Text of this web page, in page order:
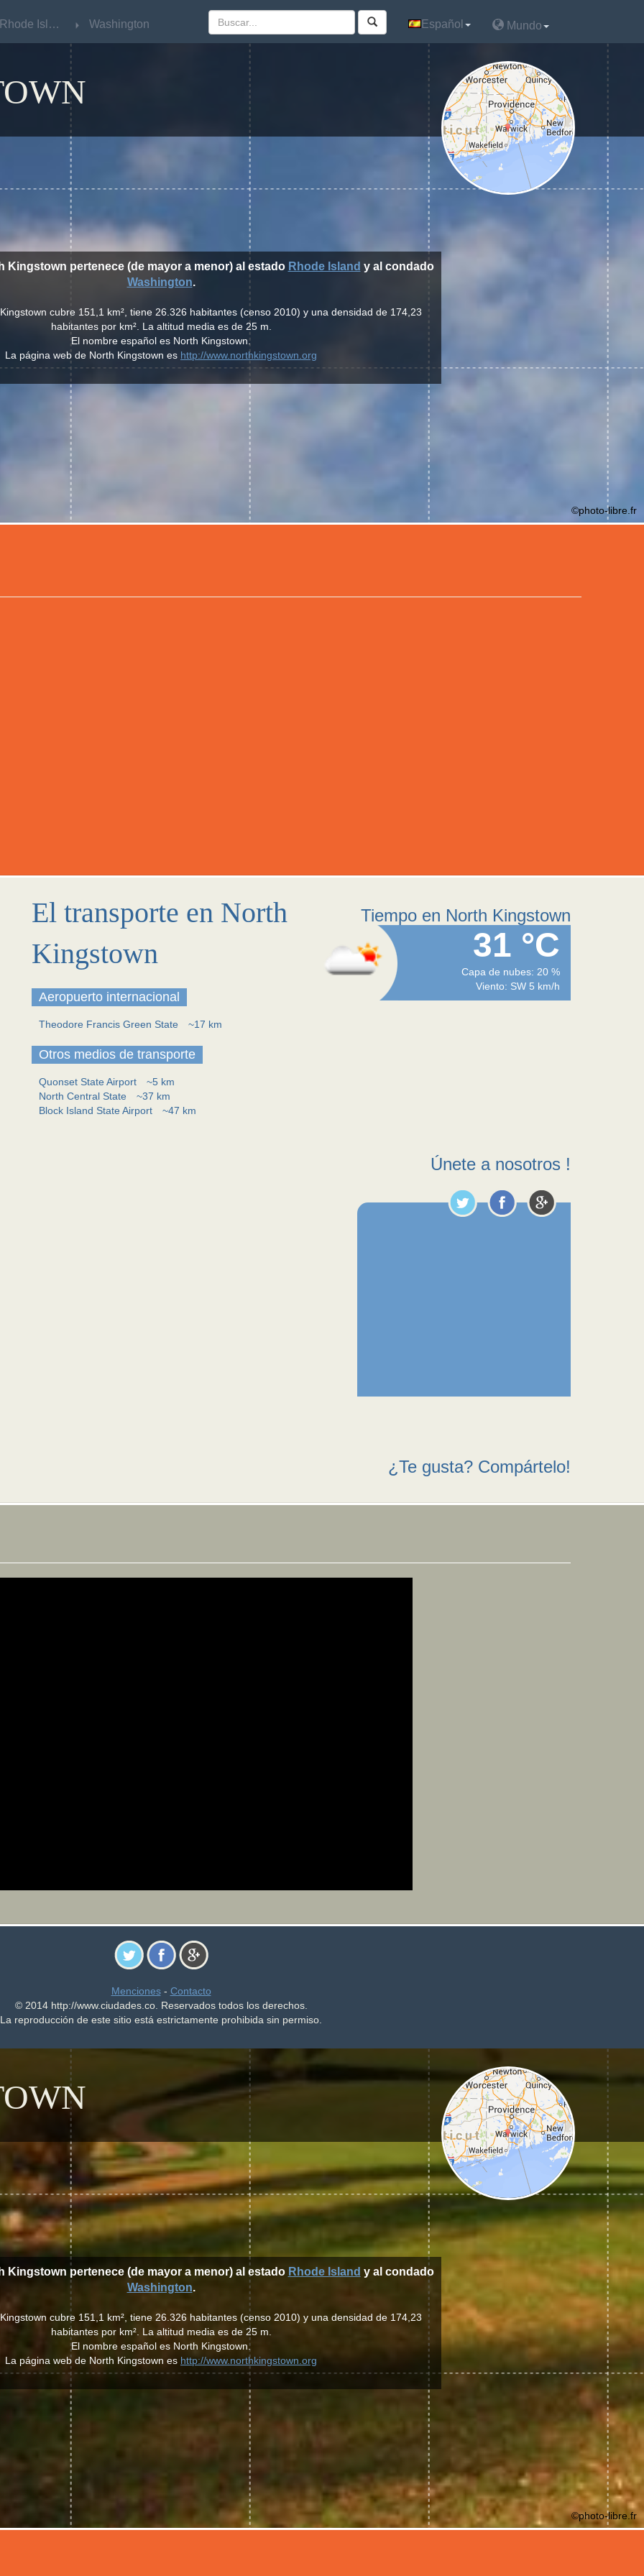
Rhode Island Washington Español Mundo
Kingstown pertenece (de mayor a menor) al estado Rhode Island y al condado
Washington.
cubre 151,1 km², tiene 26.326 habitantes (censo 2010) y una densidad de 174,23
habitantes por km². La altitud media es de 25 m.
El nombre español es North Kingstown.
La página web de North Kingstown es http://www.northkingstown.org
©photo-libre.fr
El transporte en North
Kingstown
Aeropuerto internacional
Theodore Francis Green State ~17 km
Otros medios de transporte
Quonset State Airport
~5 km
North Central State
~37 km
Block Island State Airport
~47 km
Tiempo en North Kingstown
31 °C
Capa de nubes: 20 %
Viento: SW 5 km/h
Únete a nosotros !
¿Te gusta? Compártelo!
Menciones- Contacto
© 2014 http://www.ciudades.co. Reservados todos los derechos.
La reproducción de este sitio está estrictamente prohibida sin permiso.
Rhode Island Washington Español Mundo
Kingstown pertenece (de mayor a menor) al estado Rhode Island y al condado
Washington.
cubre 151,1 km², tiene 26.326 habitantes (censo 2010) y una densidad de 174,23
habitantes por km². La altitud media es de 25 m.
El nombre español es North Kingstown.
La página web de North Kingstown es http://www.northkingstown.org
©photo-libre.fr